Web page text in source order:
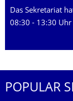
Das Sekretariat
08:30 - 13:30
POPULAR